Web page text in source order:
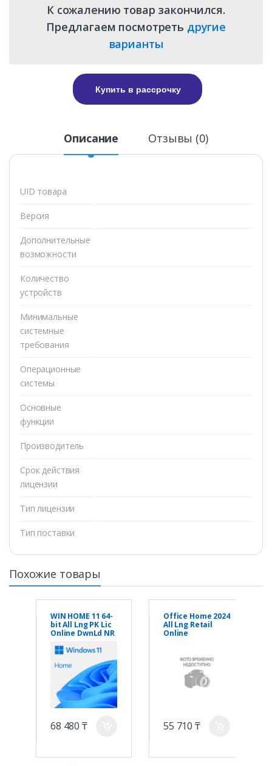
К сожалению товар закончился.
Предлагаем посмотреть другие
варианты
Купить в рассрочку
Описание Отзывы (0)
UID товара
Версия
Дополнительные
возможности
Количество
устройств
Минимальные
системные
требования
Операционные
системы
Основные
функции
Производитель
Срок действия
лицензии
Тип лицензии
Тип поставки
Похожие товары
WIN HOME 11 64-
bit All Lng PK Lic
Online DwnLd NR
68 480 ₸
Office Home 2024
All Lng Retail
Online
55 710 ₸